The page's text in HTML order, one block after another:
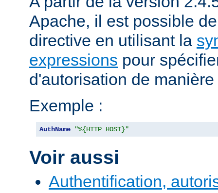
Apache, il est possible
directive en utilisant la
expressions pour
d'autorisation de
Exemple :
AuthName "%{HTTP_HOST}"
Voir aussi
Authentification,